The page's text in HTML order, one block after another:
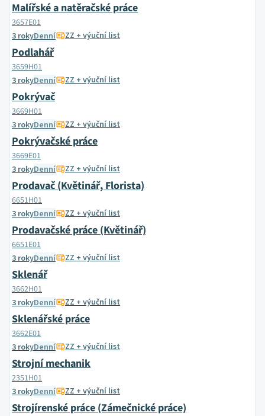
Malířské a natěračské práce
3657E01
3 rokyDenní ZZ + výuční list
Podlahář
3659H01
3 rokyDenní ZZ + výuční list
Pokrývač
3669H01
3 rokyDenní ZZ + výuční list
Pokrývačské práce
3669E01
3 rokyDenní ZZ + výuční list
Prodavač (Květinář, Florista)
6651H01
3 rokyDenní ZZ + výuční list
Prodavačské práce (Květinář)
6651E01
3 rokyDenní ZZ + výuční list
Sklenář
3662H01
3 rokyDenní ZZ + výuční list
Sklenářské práce
3662E01
3 rokyDenní ZZ + výuční list
Strojní mechanik
2351H01
3 rokyDenní ZZ + výuční list
Strojírenské práce (Zámečnické práce)